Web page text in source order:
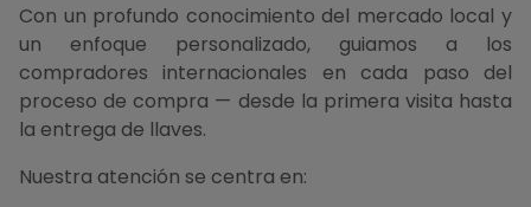
Con un profundo conocimiento del mercado local y
un enfoque personalizado, guiamos a los
compradores internacionales en cada paso del
proceso de compra — desde la primera visita hasta
la entrega de llaves.
Nuestra atención se centra en: